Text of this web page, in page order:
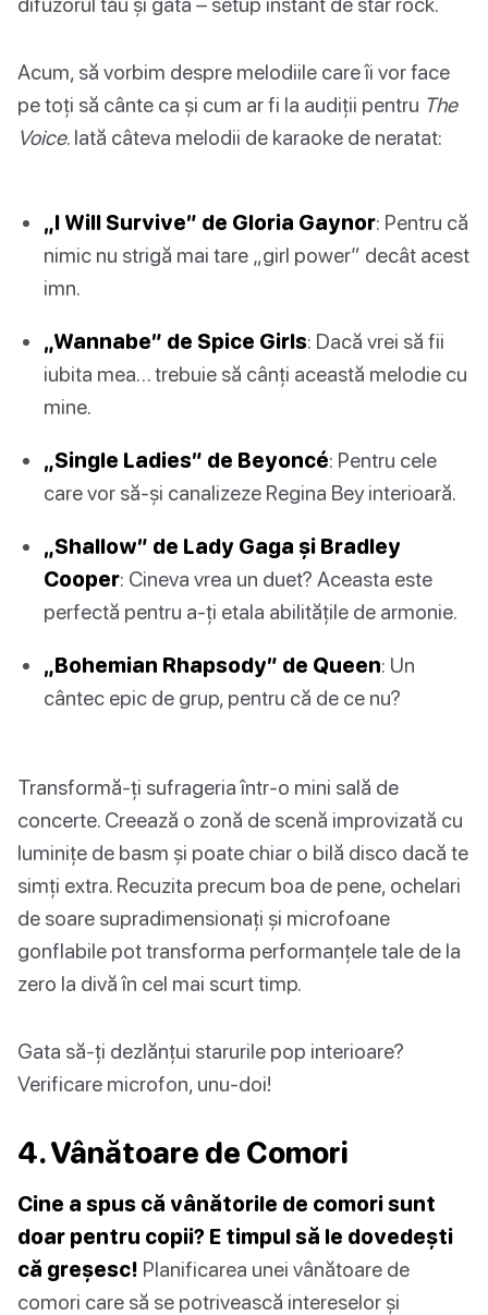
Acum, să vorbim despre melodiile care îi vor face
pe toți să cânte ca și cum ar fi la audiții pentru The
Voice. Iată câteva melodii de karaoke de neratat:
„I Will Survive” de Gloria Gaynor: Pentru că
nimic nu strigă mai tare „girl power” decât acest
imn.
„Wannabe” de Spice Girls: Dacă vrei să fii
iubita mea… trebuie să cânți această melodie cu
mine.
„Single Ladies” de Beyoncé: Pentru cele
care vor să-și canalizeze Regina Bey interioară.
„Shallow” de Lady Gaga și Bradley
Cooper: Cineva vrea un duet? Aceasta este
perfectă pentru a-ți etala abilitățile de armonie.
„Bohemian Rhapsody” de Queen: Un
cântec epic de grup, pentru că de ce nu?
Transformă-ți sufrageria într-o mini sală de
concerte. Creează o zonă de scenă improvizată cu
luminițe de basm și poate chiar o bilă disco dacă te
simți extra. Recuzita precum boa de pene, ochelari
de soare supradimensionați și microfoane
gonflabile pot transforma performanțele tale de la
zero la divă în cel mai scurt timp.
Gata să-ți dezlănțui starurile pop interioare?
Verificare microfon, unu-doi!
4. Vânătoare de Comori
Cine a spus că vânătorile de comori sunt
doar pentru copii? E timpul să le dovedești
că greșesc! Planificarea unei vânătoare de
comori care să se potrivească intereselor și